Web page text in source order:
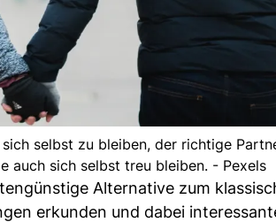
selbst zu bleiben, der richtige
auch sich selbst treu bleiben. - Pexels
Alternative zum
erkunden und dabei